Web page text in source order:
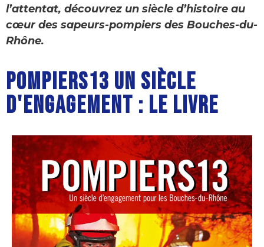
l’attentat, découvrez un siècle d’histoire au
cœur des sapeurs-pompiers des Bouches-du-
Rhône.
POMPIERS13 UN SIÈCLE
D'ENGAGEMENT : LE LIVRE